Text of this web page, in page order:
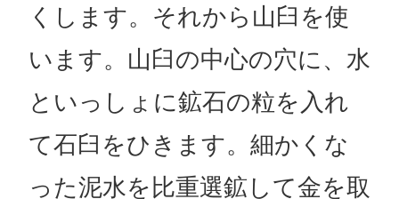
くします。それから山臼を使
います。山臼の中心の穴に、水
といっしょに鉱石の粒を入れ
て石臼をひきます。細かくな
った泥水を比重選鉱して金を取